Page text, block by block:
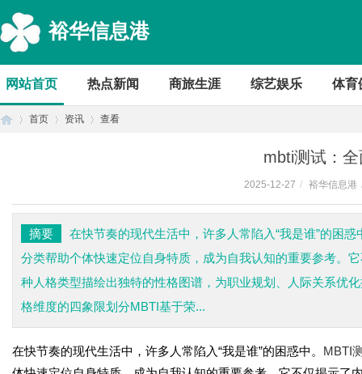
裕华信息港
网站首页 热点新闻 商旅生涯 综艺娱乐 体育
首页 资讯 查看
mbti测试：
2025-12-27 / 裕华信息港
摘要
在快节奏的现代生活中，许多人常陷入“我是谁”的困
分类帮助个体快速定位自身特质，成为自我认知的重要参考。
种人格类型描绘出独特的性格图谱，为职业规划、人际关系优
格维度的四象限划分MBTI基于荣...
在快节奏的现代生活中，许多人常陷入“我是谁”的困惑中。 MBTI